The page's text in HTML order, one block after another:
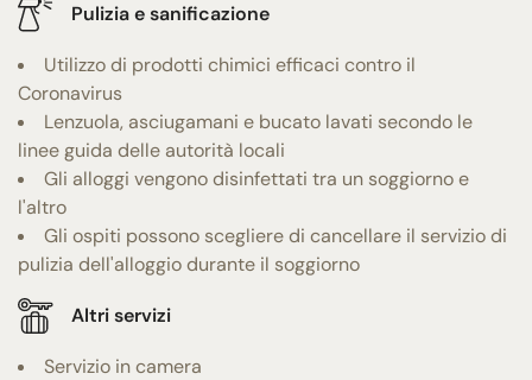
Pulizia e sanificazione
Utilizzo di prodotti chimici efficaci contro il
Coronavirus
Lenzuola, asciugamani e bucato lavati secondo le
linee guida delle autorità locali
Gli alloggi vengono disinfettati tra un soggiorno e
l'altro
Gli ospiti possono scegliere di cancellare il servizio di
pulizia dell'alloggio durante il soggiorno
Altri servizi
Servizio in camera